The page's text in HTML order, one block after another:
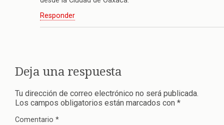
Responder
Deja una respuesta
Tu dirección de correo electrónico no será publicada.
Los campos obligatorios están marcados con *
Comentario *